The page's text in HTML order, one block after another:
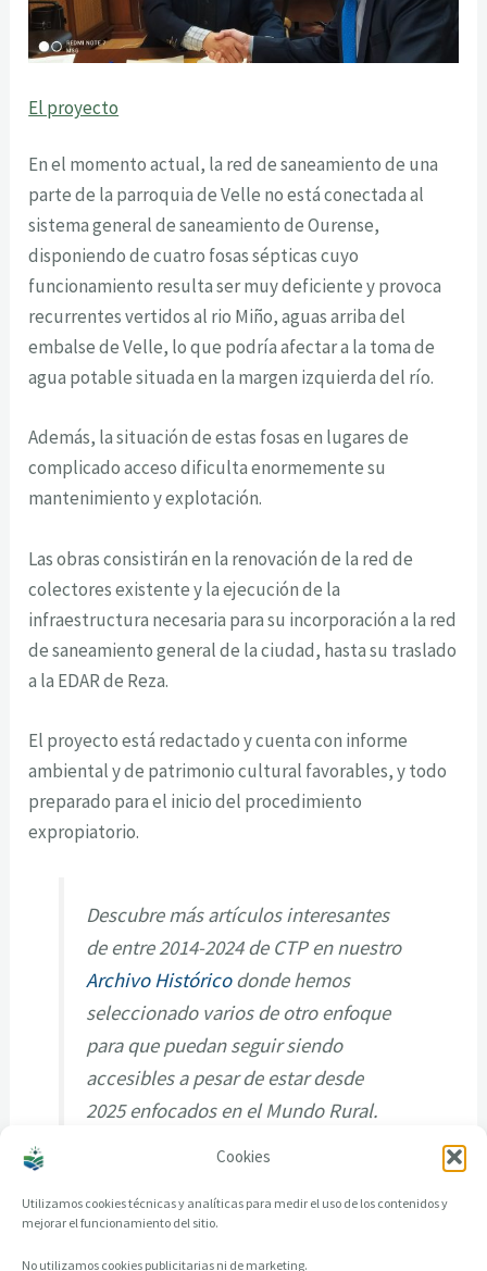
Cookies
Utilizamos cookies técnicas y analíticas para medir el uso de los contenidos y
mejorar el funcionamiento del sitio.
No utilizamos cookies publicitarias ni de marketing.
El proyecto
En el momento actual, la red de saneamiento de una
parte de la parroquia de Velle no está conectada al
sistema general de saneamiento de Ourense,
disponiendo de cuatro fosas sépticas cuyo
funcionamiento resulta ser muy deficiente y provoca
recurrentes vertidos al rio Miño, aguas arriba del
embalse de Velle, lo que podría afectar a la toma de
agua potable situada en la margen izquierda del río.
Además, la situación de estas fosas en lugares de
complicado acceso dificulta enormemente su
mantenimiento y explotación.
Las obras consistirán en la renovación de la red de
colectores existente y la ejecución de la
infraestructura necesaria para su incorporación a la red
de saneamiento general de la ciudad, hasta su traslado
a la EDAR de Reza.
El proyecto está redactado y cuenta con informe
ambiental y de patrimonio cultural favorables, y todo
preparado para el inicio del procedimiento
expropiatorio.
Descubre más artículos interesantes
de entre 2014-2024 de CTP en nuestro
Archivo Históricodonde hemos
seleccionado varios de otro enfoque
para que puedan seguir siendo
accesibles a pesar de estar desde
2025 enfocados en el Mundo Rural.